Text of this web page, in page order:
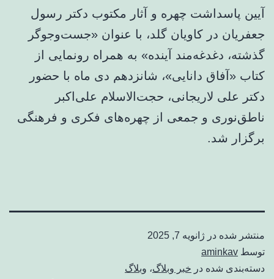
آیین پاسداشت چهره و آثار مکتوب دکتر رسول
جعفریان در کاویان گلد، با عنوان «جست‌وجوگر
گذشته، دغدغه‌مند آینده» به همراه رونمایی از
کتاب «آفاق دانایی»، شانزدهم دی ماه با حضور
دکتر علی لاریجانی، حجت‌الاسلام علی‌اکبر
ناطق‌نوری و جمعی از چهره‌های فکری و فرهنگی
برگزار شد.
منتشر شده در ژانویه 7, 2025
توسط aminkav
دسته‌بندی شده در خبر وبلاگ، وبلاگ